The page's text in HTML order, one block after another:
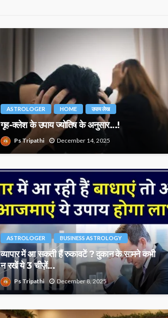
ASTROLOGER HOME उपाय लेख
गृह-क्लेश के उपाय ज्योतिष के अनुसार…!
Ps Tripathi December 14, 2025
ASTROLOGER BUSINESS ASTROLOGY
व्यापार में आ सकती हैं रुकावटें ? दुकान के सामने कभी
न रखें ये 3 चीज़ें…
Ps Tripathi December 8, 2025